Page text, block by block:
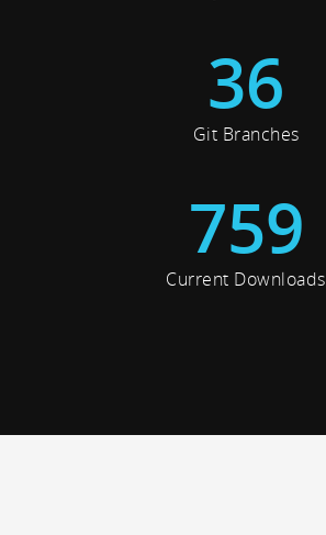
36
Git Branches
759
Current Downloads